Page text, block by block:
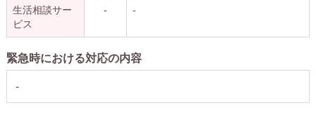
生活相談サー
ビス
- -
緊急時における対応の内容
-